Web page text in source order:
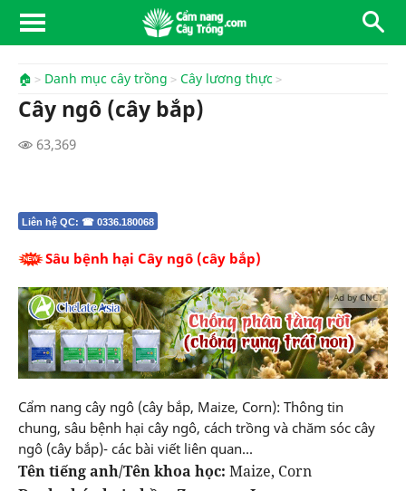
🏠 Danh mục cây trồng Cây lương thực
Cây ngô (cây bắp)
63,369
Liên hệ QC: ☎ 0336.180068
Sâu bệnh hại Cây ngô (cây bắp)
Ad by CNCT
Cẩm nang cây ngô (cây bắp, Maize, Corn): Thông tin
chung, sâu bệnh hại cây ngô, cách trồng và chăm sóc cây
ngô (cây bắp)- các bài viết liên quan...
Tên tiếng anh/Tên khoa học: Maize, Corn